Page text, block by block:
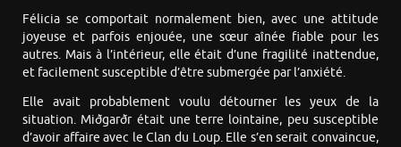
Félicia se comportait normalement bien, avec une attitude
joyeuse et parfois enjouée, une sœur aînée fiable pour les
autres. Mais à l’intérieur, elle était d’une fragilité inattendue,
et facilement susceptible d’être submergée par l’anxiété.
Elle avait probablement voulu détourner les yeux de la
situation. Miðgarðr était une terre lointaine, peu susceptible
d’avoir affaire avec le Clan du Loup. Elle s’en serait convaincue,